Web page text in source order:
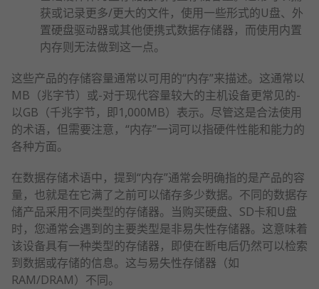
获或记录更多/更大的文件，使用一些形式的U盘、外
置硬盘驱动器或其他便携式数据存储器，而使用内置
内存则无法做到这一点。
这些产品的存储容量通常以可用的“内存”来描述。这通常以
MB（兆字节）或-对于现代容量较大的主机设备更常见的-
以GB（千兆字节，即1,000MB）表示。尽管这是合法使用
的术语，但需要注意，“内存”一词可以指硬件性能和能力的
各种方面。
在数据存储术语中，提到“内存”通常会明确指的是产品的容
量，也就是在它满了之前可以储存多少数据。不同的数据存
储产品采用不同类型的存储器。当购买硬盘、SD卡和U盘
时，您通常会遇到的主要类型是非易失性存储器。这意味着
该设备具有一种类型的存储器，即使在断电后仍然可以检索
到数据或存储的信息。这与易失性存储器（如
RAM/DRAM）不同。